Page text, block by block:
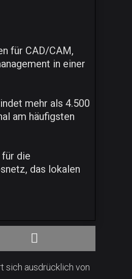
für CAD/CAM,
in einer
mehr als 4.500
am häufigsten
die
das lokalen
sich ausdrücklich von